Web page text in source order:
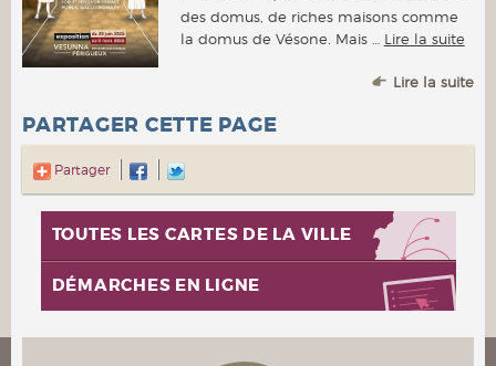
des domus, de riches maisons comme
la domus de Vésone. Mais … Lire la suite
Lire la suite
PARTAGER CETTE PAGE
Partager
TOUTES LES CARTES DE LA VILLE
DÉMARCHES EN LIGNE